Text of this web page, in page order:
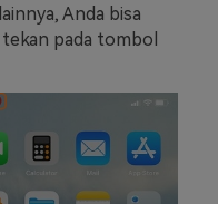
Anda bisa
pada tombol